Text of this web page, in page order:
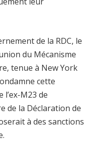
de la RDC, le
du Mécanisme
tenue à New York
cette
M23 de
de la Déclaration de
à des sanctions